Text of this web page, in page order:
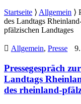
Startseite ⟩ Allgemein ⟩
des Landtags
pfälzischen Landtages
Allgemein, Presse
Pressegespräch
Landtags
des rheinland-